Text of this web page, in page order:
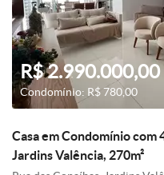
R$ 2.990.000,00
Condomínio: R$ 780,00
Casa em Condomínio
Jardins Valência, 270m²